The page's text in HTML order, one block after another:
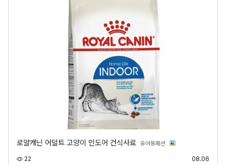
로얄캐닌 어덜트 고양이 인도어 건식사료 유아동패션 분류
22 08.06